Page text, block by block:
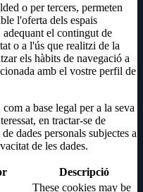
o per tercers, permeten
l'oferta dels espais
el contingut de
o a l'ús que realitzi de la
els hàbits de navegació a
amb el vostre perfil de
a base legal per a la seva
en tractar-se de
dades personals subjectes a
de les dades.
Descripció
These cookies may be